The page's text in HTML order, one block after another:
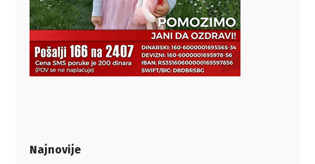
Najnovije